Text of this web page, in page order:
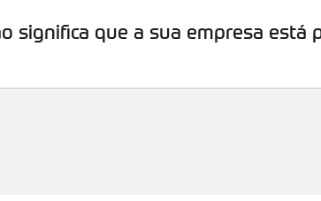
significa que a sua empresa está